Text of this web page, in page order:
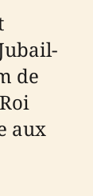
de
aux